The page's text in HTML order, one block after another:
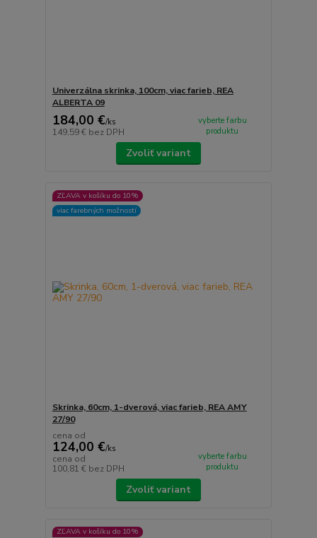
Univerzálna skrinka, 100cm, viac farieb, REA
ALBERTA 09
184,00 €/ks
149,59 € bez DPH
vyberte farbu
produktu
Zvoliť variant
ZĽAVA v košíku do 10%
viac farebných možností
Skrinka, 60cm, 1-dverová, viac farieb, REA AMY
27/90
cena od
124,00 €/ks
cena od
100,81 € bez DPH
vyberte farbu
produktu
Zvoliť variant
ZĽAVA v košíku do 10%